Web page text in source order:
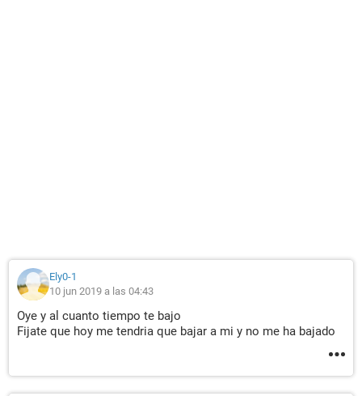
Ely0-1
10 jun 2019 a las 04:43
Oye y al cuanto tiempo te bajo
Fijate que hoy me tendria que bajar a mi y no me ha bajado